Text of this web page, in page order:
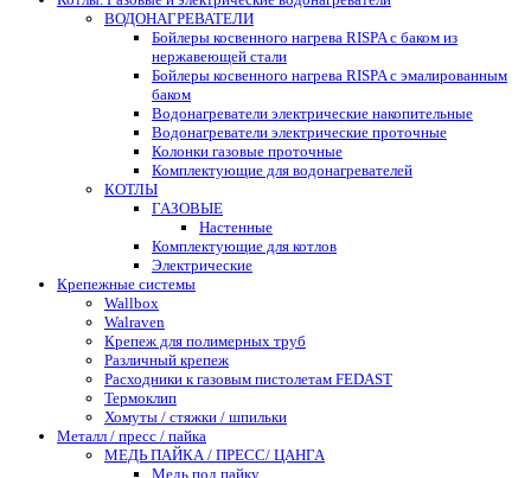
ВОДОНАГРЕВАТЕЛИ
Бойлеры косвенного нагрева RISPA с баком из
нержавеющей стали
Бойлеры косвенного нагрева RISPA с эмалированным
баком
Водонагреватели электрические накопительные
Водонагреватели электрические проточные
Колонки газовые проточные
Комплектующие для водонагревателей
КОТЛЫ
ГАЗОВЫЕ
Настенные
Комплектующие для котлов
Электрические
Крепежные системы
Wallbox
Walraven
Крепеж для полимерных труб
Различный крепеж
Расходники к газовым пистолетам FEDAST
Термоклип
Хомуты / стяжки / шпильки
Металл / пресс / пайка
МЕДЬ ПАЙКА / ПРЕСС/ ЦАНГА
Медь под пайку